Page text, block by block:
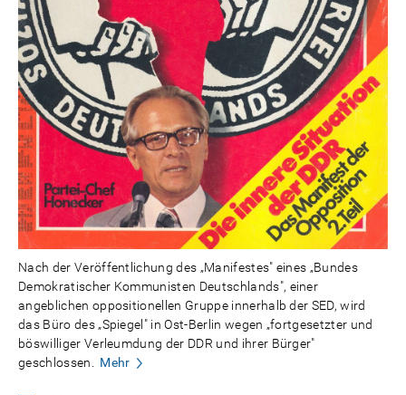
Nach der Veröffentlichung des „Manifestes" eines „Bundes
Demokratischer Kommunisten Deutschlands", einer
angeblichen oppositionellen Gruppe innerhalb der SED, wird
das Büro des „Spiegel" in Ost-Berlin wegen „fortgesetzter und
böswilliger Verleumdung der DDR und ihrer Bürger"
geschlossen.
Mehr